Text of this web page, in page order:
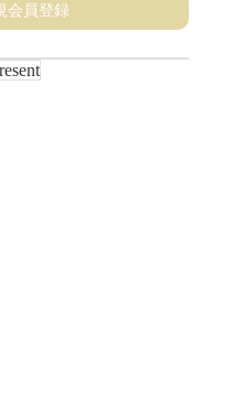
会員登録